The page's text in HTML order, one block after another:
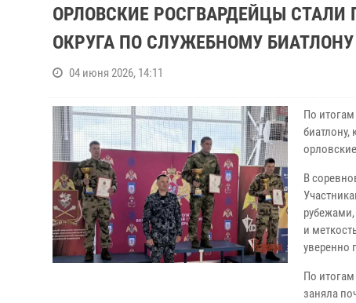
ОРЛОВСКИЕ РОСГВАРДЕЙЦЫ
ОКРУГА ПО СЛУЖЕБНОМУ БИАТЛОНУ
04 июня 2026, 14:11
По
биатлону,
В
и
уверенно
По
заняла